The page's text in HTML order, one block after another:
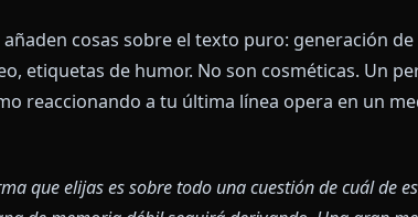
como un copy de marketing. Le indica al
no solo cómo se ve.
Memoria
extrayendo hechos clave, resumiendo